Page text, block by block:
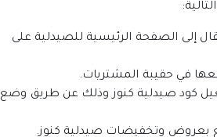
إلى الصفحة الرئيسية للصيدلية على
في حقيبة المشتريات.
كود صيدلية كنوز وذلك عن طريق وضع
بعروض وتخفيضات صيدلية كنوز.